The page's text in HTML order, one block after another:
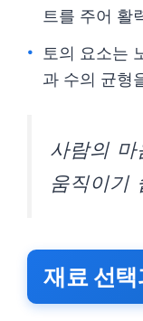
트를 주어 활
토의 요소는
과 수의 균형
사람의
움직이기
재료 선택